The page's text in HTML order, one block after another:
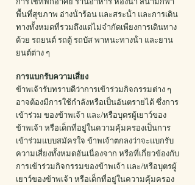
พื้นที่สุขภาพ อ่างน้ําร้อน และสระน้ํา และการเดิน
ทางทั้งหมดที่รวมถึงแต่ไม่จํากัดเพียงการเดินทาง
ด้วย รถยนต์ รถตู้ รถบัส พาหนะทางน้ํา และยาน
ยนต์ต่าง ๆ
การแบกรับความเสี่ยง
ข้าพเจ้ารับทราบดีว่าการเข้าร่วมกิจกรรมต่าง ๆ
อาจต้องมีการใช้กําลังหรือเป็นอันตรายได้ ซึ่งการ
เข้าร่วม ของข้าพเจ้า และ/หรือบุตรผู้เยาว์ของ
ข้าพเจ้า หรือเด็กที่อยู่ในความคุ้มครองเป็นการ
เข้าร่วมแบบสมัครใจ ข้าพเจ้าตกลงว่าจะแบกรับ
ความเสี่ยงทั้งหมดอันเนื่องจาก หรือที่เกี่ยวข้องกับ
การเข้าร่วมกิจกรรมของข้าพเจ้า และ/หรือบุตรผู้
เยาว์ของข้าพเจ้า หรือเด็กที่อยู่ในความคุ้มครอง